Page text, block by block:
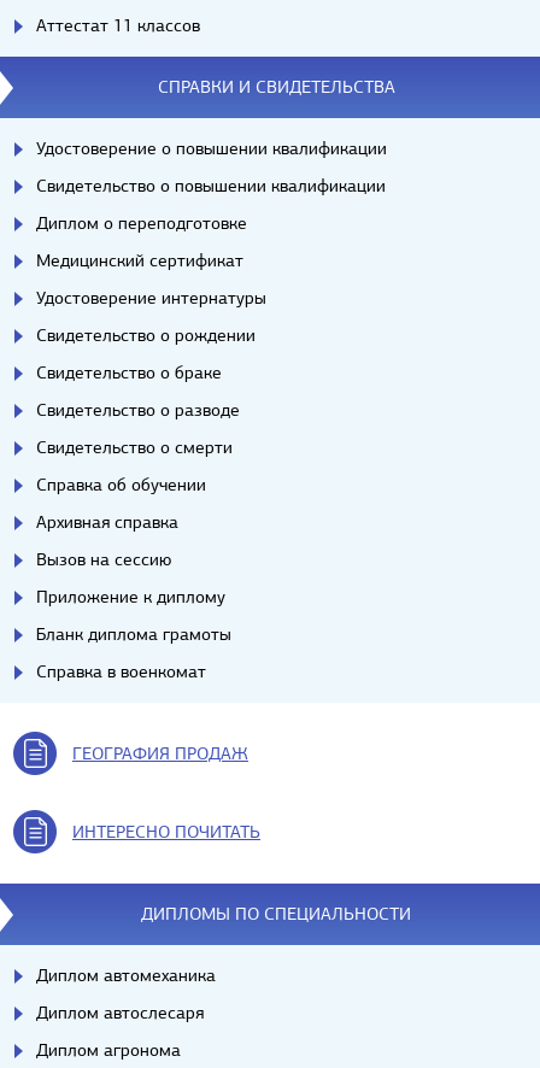
Аттестат 11 классов
СПРАВКИ И СВИДЕТЕЛЬСТВА
Удостоверение о повышении квалификации
Свидетельство о повышении квалификации
Диплом о переподготовке
Медицинский сертификат
Удостоверение интернатуры
Свидетельство о рождении
Свидетельство о браке
Свидетельство о разводе
Свидетельство о смерти
Справка об обучении
Архивная справка
Вызов на сессию
Приложение к диплому
Бланк диплома грамоты
Справка в военкомат
ГЕОГРАФИЯ ПРОДАЖ
ИНТЕРЕСНО ПОЧИТАТЬ
ДИПЛОМЫ ПО СПЕЦИАЛЬНОСТИ
Диплом автомеханика
Диплом автослесаря
Диплом агронома